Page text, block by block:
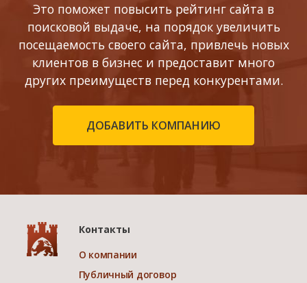
Это поможет повысить рейтинг сайта в
поисковой выдаче, на порядок увеличить
посещаемость своего сайта, привлечь новых
клиентов в бизнес и предоставит много
других преимуществ перед конкурентами.
ДОБАВИТЬ КОМПАНИЮ
Контакты
О компании
Публичный договор